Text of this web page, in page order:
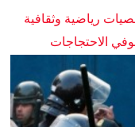
رياضية وثقافية
الاحتجاجات